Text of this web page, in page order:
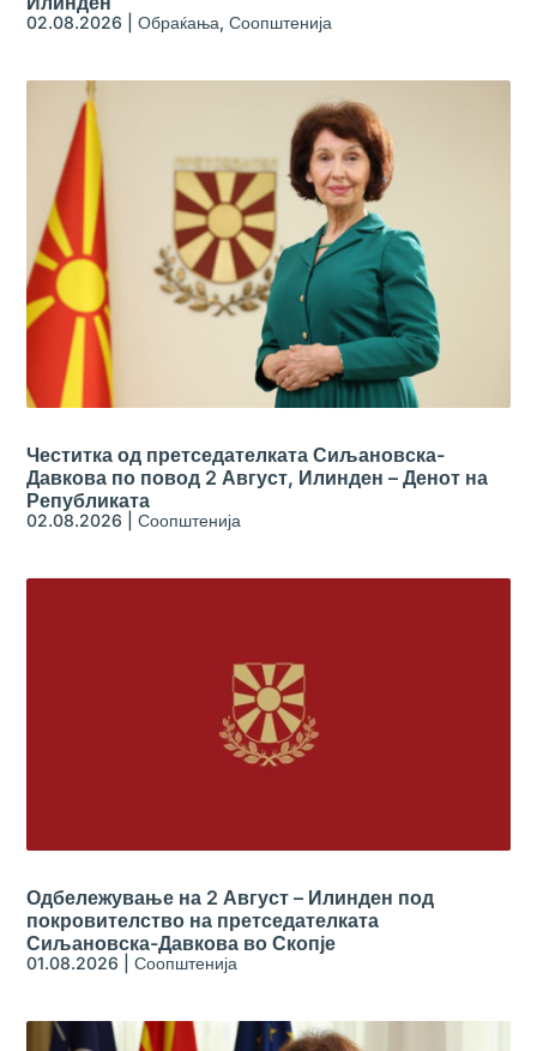
02.08.2026 |Обраќања,Соопштенија
Честитка од претседателката Сиљановска-
Давкова по повод 2 Август, Илинден – Денот на
Републиката
02.08.2026 |Соопштенија
Одбележување на 2 Август – Илинден под
покровителство на претседателката
Сиљановска-Давкова во Скопје
01.08.2026 |Соопштенија